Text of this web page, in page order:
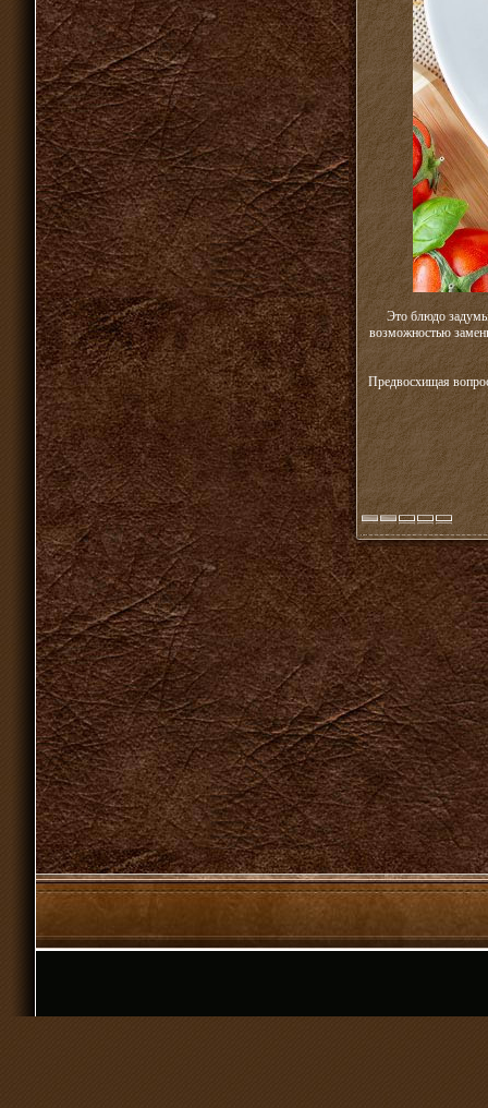
Это блюдо
возможностью
Предвосхищая